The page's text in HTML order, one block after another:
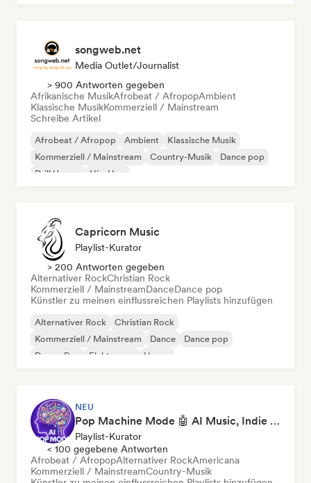
songweb.net
Media Outlet/Journalist
> 900 Antworten gegeben
Afrikanische MusikAfrobeat / AfropopAmbient
Klassische MusikKommerziell / Mainstream
Schreibe Artikel
Afrobeat / Afropop Ambient
Klassische Musik
Kommerziell / Mainstream
Country-Musik
Dance pop
Drill/Jersey
Hip-Hop
Capricorn Music
Playlist-Kurator
> 200 Antworten gegeben
Alternativer RockChristian Rock
Kommerziell / MainstreamDanceDance pop
Künstler zu meinen einflussreichen Playlists hinzufügen
Alternativer Rock
Christian Rock
Kommerziell / Mainstream
Dance
Dance pop
Dream Pop
Elektropop House
NEU
Pop Machine Mode 🤖 AI Music, Indie Pop & Dream Pop
Playlist-Kurator
< 100 gegebene Antworten
Afrobeat / AfropopAlternativer RockAmericana
Kommerziell / MainstreamCountry-Musik